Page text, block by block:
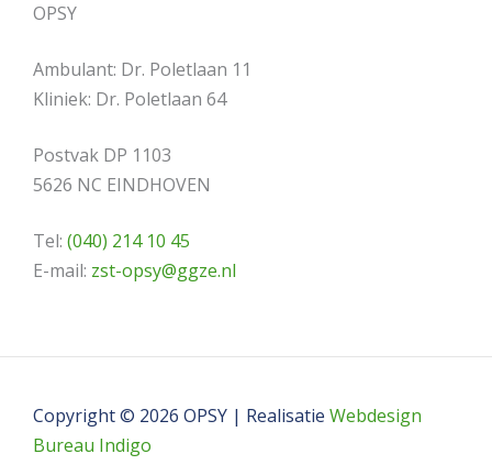
OPSY
Ambulant: Dr. Poletlaan 11
Kliniek: Dr. Poletlaan 64
Postvak DP 1103
5626 NC EINDHOVEN
Tel: (040) 214 10 45
E-mail: zst-opsy@ggze.nl
Copyright © 2026 OPSY | Realisatie Webdesign
Bureau Indigo